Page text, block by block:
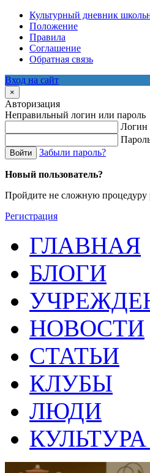
Культурный дневник
Положение
Правила
Соглашение
Обратная связь
Вход на сайт
×
Авторизация
Неправильный логин или пароль
Логин
Войти Забыли пароль?
Новый пользователь?
Пройдите не сложную процедуру
Регистрация
ГЛАВНАЯ
БЛОГИ
НОВОСТИ
СТАТЬИ
КЛУБЫ
ЛЮДИ